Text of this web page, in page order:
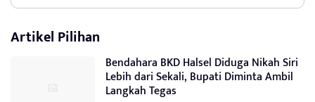
Artikel Pilihan
Bendahara BKD Halsel Diduga Nikah Siri
Lebih dari Sekali, Bupati Diminta Ambil
Langkah Tegas